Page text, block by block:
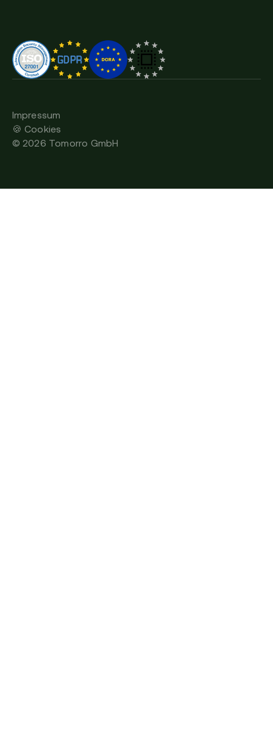
© 2026 Tomorro GmbH
Impressum
🍪 Cookies